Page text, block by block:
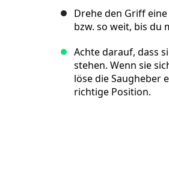
Drehe den Griff
bzw. so weit, bis du
Achte darauf, dass
stehen. Wenn sie
löse die Saugheber
richtige Position.